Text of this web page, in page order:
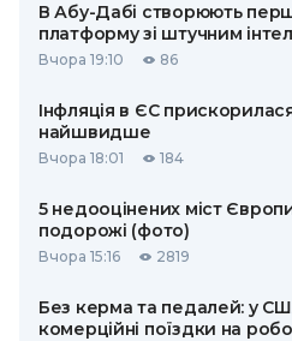
В Абу-Дабі створюють
платформу зі штучним
Вчора 19:10 86
Інфляція в ЄС
найшвидше
Вчора 18:01 184
5 недооцінених міст
подорожі (фото)
Вчора 15:16 2819
Без керма та педалей: у
комерційні поїздки на